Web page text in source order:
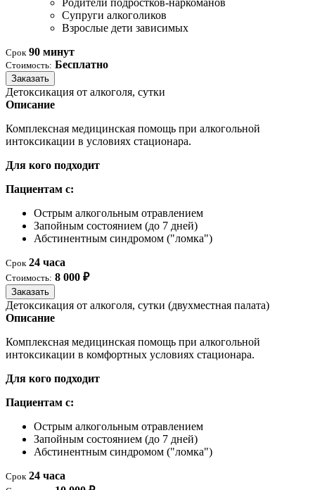
Супруги алкоголиков
Взрослые дети зависимых
Срок 90 минут
Стоимость: Бесплатно
Заказать
Детоксикация от алкоголя, сутки
Описание
Комплексная медицинская помощь при алкогольной
интоксикации в условиях стационара.
Для кого подходит
Пациентам с:
Острым алкогольным отравлением
Запойным состоянием (до 7 дней)
Абстинентным синдромом ("ломка")
Срок 24 часа
Стоимость: 8 000 ₽
Заказать
Детоксикация от алкоголя, сутки (двухместная палата)
Описание
Комплексная медицинская помощь при алкогольной
интоксикации в комфортных условиях стационара.
Для кого подходит
Пациентам с:
Острым алкогольным отравлением
Запойным состоянием (до 7 дней)
Абстинентным синдромом ("ломка")
Срок 24 часа